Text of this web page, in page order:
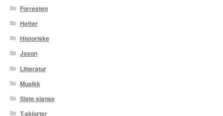
Forresten
Hefter
Historiske
Jason
Litteratur
Musikk
Siste sjanse
T-skjorter